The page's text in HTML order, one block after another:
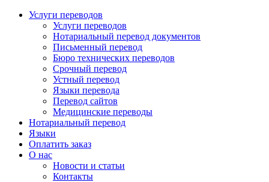
Услуги переводов
Услуги переводов
Нотариальный перевод документов
Письменный перевод
Бюро технических переводов
Срочный перевод
Устный перевод
Языки перевода
Перевод сайтов
Медицинские переводы
Нотариальный перевод
Языки
Оплатить заказ
О нас
Новости и статьи
Контакты